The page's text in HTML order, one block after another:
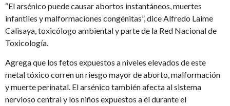
“El arsénico puede causar abortos instantáneos, muertes
infantiles y malformaciones congénitas”, dice Alfredo Laime
Calisaya, toxicólogo ambiental y parte de la Red Nacional de
Toxicología.
Agrega que los fetos expuestos a niveles elevados de este
metal tóxico corren un riesgo mayor de aborto, malformación
y muerte perinatal. El arsénico también afecta al sistema
nervioso central y los niños expuestos a él durante el